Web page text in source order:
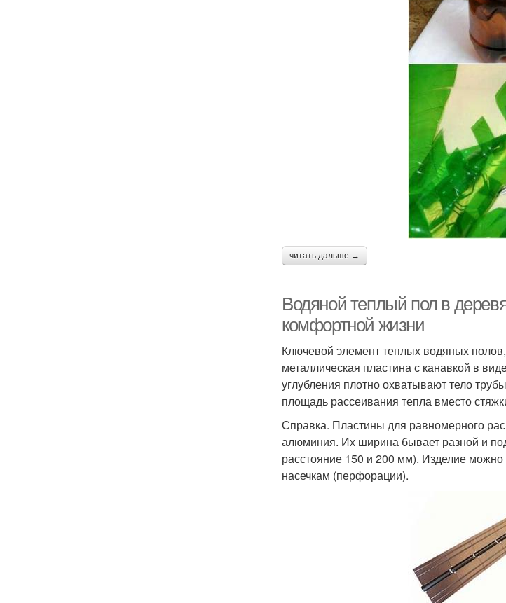
читать дальше →
Водяной теплый пол в
комфортной жизни
Ключевой элемент теплых водяных
металлическая пластина с канавкой в
углубления плотно охватывают тело
площадь рассеивания тепла вместо
Справка. Пластины для равномерного
алюминия. Их ширина бывает разной и
расстояние 150 и 200 мм). Изделие
насечкам (перфорации).